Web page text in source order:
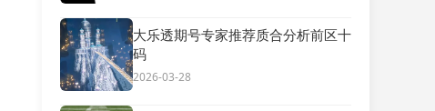
大乐透期号专家推荐质合分析前区十
码
2026-03-28